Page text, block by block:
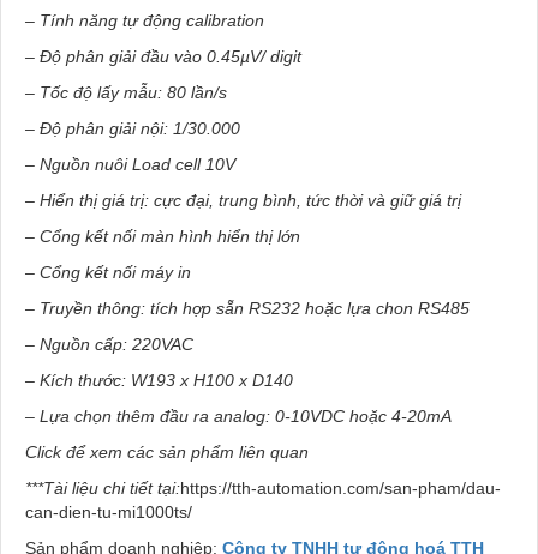
– Tính năng tự động calibration
– Độ phân giải đầu vào 0.45µV/ digit
– Tốc độ lấy mẫu: 80 lần/s
– Độ phân giải nội: 1/30.000
– Nguồn nuôi Load cell 10V
– Hiển thị giá trị: cực đại, trung bình, tức thời và giữ giá trị
– Cổng kết nối màn hình hiển thị lớn
– Cổng kết nối máy in
– Truyền thông: tích hợp sẵn RS232 hoặc lựa chon RS485
– Nguồn cấp: 220VAC
– Kích thước: W193 x H100 x D140
– Lựa chọn thêm đầu ra analog: 0-10VDC hoặc 4-20mA
Click để xem các sản phẩm liên quan
***Tài liệu chi tiết tại:https://tth-automation.com/san-pham/dau-
can-dien-tu-mi1000ts/
Sản phẩm doanh nghiệp: Công ty TNHH tự động hoá TTH